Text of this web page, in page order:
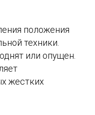
положения
техники.
или опущен.
жестких